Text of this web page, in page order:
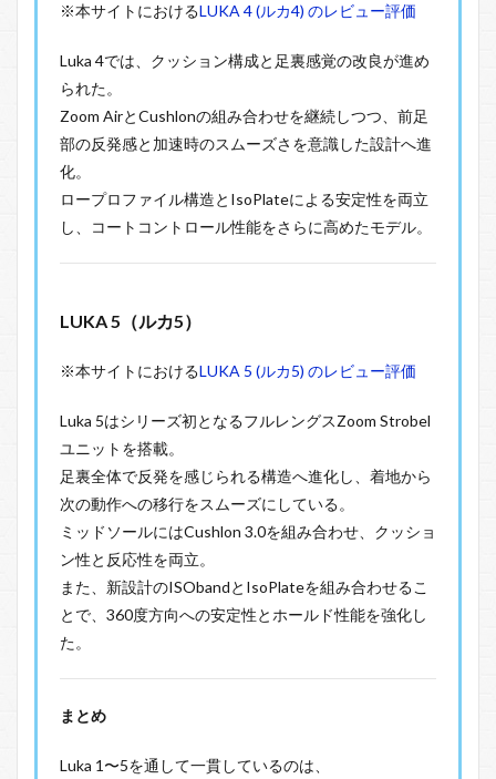
※本サイトにおけるLUKA 4 (ルカ4) のレビュー評価
Luka 4では、クッション構成と足裏感覚の改良が進め
られた。
Zoom AirとCushlonの組み合わせを継続しつつ、前足
部の反発感と加速時のスムーズさを意識した設計へ進
化。
ロープロファイル構造とIsoPlateによる安定性を両立
し、コートコントロール性能をさらに高めたモデル。
LUKA 5（ルカ5）
※本サイトにおけるLUKA 5 (ルカ5) のレビュー評価
Luka 5はシリーズ初となるフルレングスZoom Strobel
ユニットを搭載。
足裏全体で反発を感じられる構造へ進化し、着地から
次の動作への移行をスムーズにしている。
ミッドソールにはCushlon 3.0を組み合わせ、クッショ
ン性と反応性を両立。
また、新設計のISObandとIsoPlateを組み合わせるこ
とで、360度方向への安定性とホールド性能を強化し
た。
まとめ
Luka 1〜5を通して一貫しているのは、